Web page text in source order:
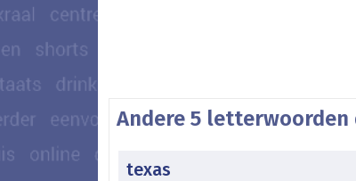
Andere 5
texas